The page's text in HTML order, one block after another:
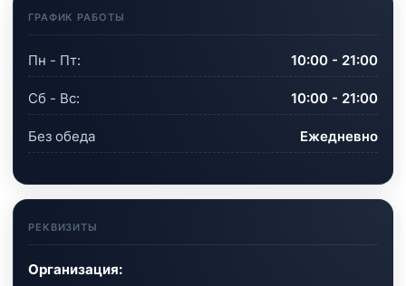
ГРАФИК РАБОТЫ
Пн - Пт: 10:00 - 21:00
Сб - Вс: 10:00 - 21:00
Без обеда Ежедневно
РЕКВИЗИТЫ
Организация: